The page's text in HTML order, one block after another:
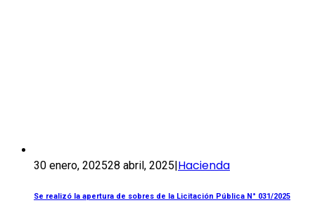
30 enero, 202528 abril, 2025|Hacienda
Se realizó la apertura de sobres de la Licitación Pública N° 031/2025